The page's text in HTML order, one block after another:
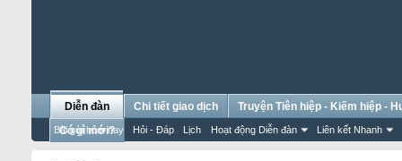
Diễn đàn
Bài gửi hôm nay Hỏi - Đáp Lịch Hoạt động Diễn đàn Liên kết Nhanh
Chi tiết giao dịch
Truyện Tiên hiệp - Kiếm hiệp -
Có gì mới?